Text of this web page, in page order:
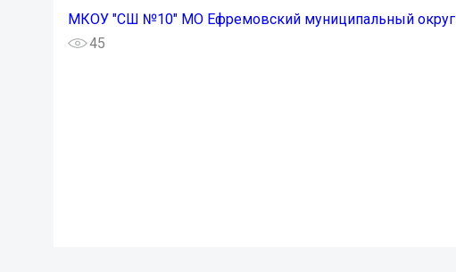
МКОУ "СШ №10" МО Ефремовский муниципальный округ
45